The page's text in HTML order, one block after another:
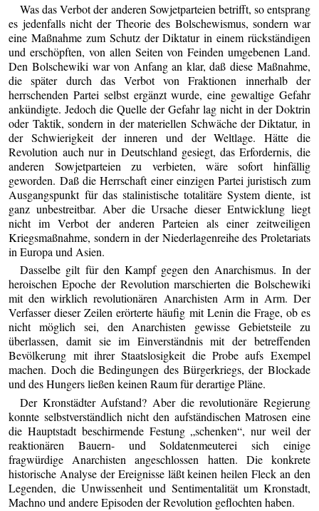
Was das Verbot der anderen Sowjetparteien betrifft, so entsprang
es jedenfalls nicht der Theorie des Bolschewismus, sondern war
eine Maßnahme zum Schutz der Diktatur in einem rückständigen
und erschöpften, von allen Seiten von Feinden umgebenen Land.
Den Bolschewiki war von Anfang an klar, daß diese Maßnahme,
die später durch das Verbot von Fraktionen innerhalb der
herrschenden Partei selbst ergänzt wurde, eine gewaltige Gefahr
ankündigte. Jedoch die Quelle der Gefahr lag nicht in der Doktrin
oder Taktik, sondern in der materiellen Schwäche der Diktatur, in
der Schwierigkeit der inneren und der Weltlage. Hätte die
Revolution auch nur in Deutschland gesiegt, das Erfordernis, die
anderen Sowjetparteien zu verbieten, wäre sofort hinfällig
geworden. Daß die Herrschaft einer einzigen Partei juristisch zum
Ausgangspunkt für das stalinistische totalitäre System diente, ist
ganz unbestreitbar. Aber die Ursache dieser Entwicklung liegt
nicht im Verbot der anderen Parteien als einer zeitweiligen
Kriegsmaßnahme, sondern in der Niederlagenreihe des Proletariats
in Europa und Asien.
Dasselbe gilt für den Kampf gegen den Anarchismus. In der
heroischen Epoche der Revolution marschierten die Bolschewiki
mit den wirklich revolutionären Anarchisten Arm in Arm. Der
Verfasser dieser Zeilen erörterte häufig mit Lenin die Frage, ob es
nicht möglich sei, den Anarchisten gewisse Gebietsteile zu
überlassen, damit sie im Einverständnis mit der betreffenden
Bevölkerung mit ihrer Staatslosigkeit die Probe aufs Exempel
machen. Doch die Bedingungen des Bürgerkriegs, der Blockade
und des Hungers ließen keinen Raum für derartige Pläne.
Der Kronstädter Aufstand? Aber die revolutionäre Regierung
konnte selbstverständlich nicht den aufständischen Matrosen eine
die Hauptstadt beschirmende Festung „schenken“, nur weil der
reaktionären Bauern- und Soldatenmeuterei sich einige
fragwürdige Anarchisten angeschlossen hatten. Die konkrete
historische Analyse der Ereignisse läßt keinen heilen Fleck an den
Legenden, die Unwissenheit und Sentimentalität um Kronstadt,
Machno und andere Episoden der Revolution geflochten haben.